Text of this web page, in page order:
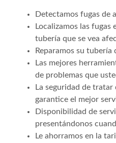
Detectamos fugas de
Localizamos las
tubería que se vea
Reparamos su tubería
Las mejores
de problemas que
La seguridad de tratar
garantice el mejor
Disponibilidad de
presentándonos
Le ahorramos en la